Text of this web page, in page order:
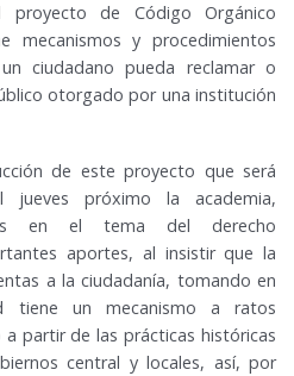
proyecto de Código Orgánico
mecanismos y procedimientos
ciudadano pueda reclamar o
otorgado por una institución
de este proyecto que será
próximo la academia,
en el tema del derecho
aportes, al insistir que la
a la ciudadanía, tomando en
tiene un mecanismo a ratos
partir de las prácticas históricas
central y locales, así, por